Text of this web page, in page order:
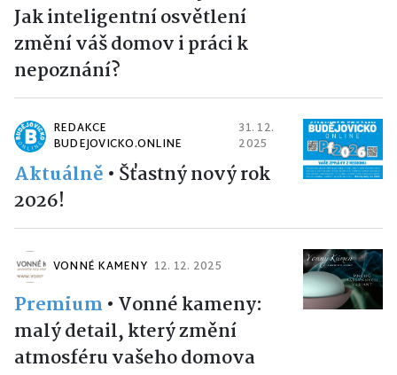
Jak inteligentní osvětlení
změní váš domov i práci k
nepoznání?
REDAKCE
BUDEJOVICKO.ONLINE
31. 12.
2025
Aktuálně • Šťastný nový rok
2026!
VONNÉ KAMENY 12. 12. 2025
Premium • Vonné kameny:
malý detail, který změní
atmosféru vašeho domova